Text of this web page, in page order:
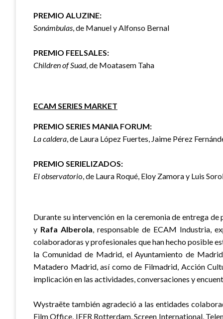
PREMIO ALUZINE:
Sonámbulas, de Manuel y Alfonso Bernal
PREMIO FEELSALES:
Children of Suad, de Moatasem Taha
ECAM SERIES MARKET
PREMIO SERIES MANIA FORUM:
La caldera, de Laura López Fuertes, Jaime Pérez
PREMIO SERIELIZADOS:
El observatorio, de Laura Roqué, Eloy Zamora y Luis
Durante su intervención en la ceremonia de entrega de
y Rafa Alberola, responsable de ECAM Industria,
colaboradoras y profesionales que han hecho posible
la Comunidad de Madrid, el Ayuntamiento de
Matadero Madrid, así como de Filmadrid, Acción
implicación en las actividades, conversaciones y
Wystraëte también agradeció a las entidades
Film Office, IFFR Rotterdam, Screen International,